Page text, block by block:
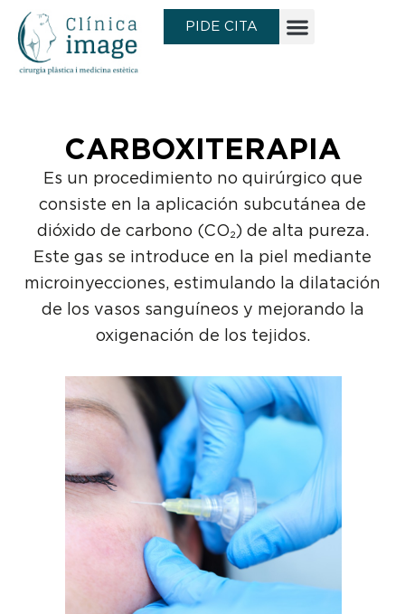
contenido
PIDE CITA
CARBOXITERAPIA
Es un procedimiento no quirúrgico que
consiste en la aplicación subcutánea de
dióxido de carbono (CO₂) de alta pureza.
Este gas se introduce en la piel mediante
microinyecciones, estimulando la dilatación
de los vasos sanguíneos y mejorando la
oxigenación de los tejidos.